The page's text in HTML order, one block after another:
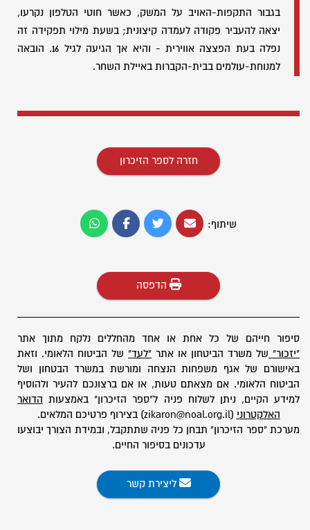
בגבור התקפות-האויב על המשק, כאשר חוטי הטלפון נקרעו,
יצאה להעביר פקודה לעמדה קיצונית; בשעת מילוי תפקידה זה
נפלה בעת הפצצה אווירית - והיא אך הגיעה לגיל 16. הובאה
למנוחת-עולמים בבית-הקברות באיילת השחר.
חזרה לספר הזיכרון
שיתוף:
הדפסה
סיפור חייהם של כל אחת או אחד מהחללים נלקח מתוך אתר
"יזכור" של משרד הביטחון או אתר "לעד" של הביטוח הלאומי. וזאת
באישורם של אגף משפחות הנצחה ומורשת במשרד הבטחון ושל
הביטוח הלאומי. אם מצאתם טעות, או אם ברצונכם להעיר ולהוסיף
למידע הקיים, ניתן לשלוח פניה ל"ספר הזיכרון" באמצעות הדואר
האלקטרוני (zikaron@noal.org.il) בצירוף פרטיכם המלאים.
מערכת "ספר הזיכרון" תבחן כל פניה שתתקבל, ובמידת הצורך יבוצעו
עדכונים בסיפור החיים.
ליצירת קשר